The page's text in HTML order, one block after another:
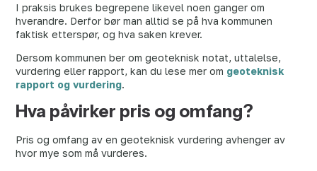
I praksis brukes begrepene likevel noen ganger om
hverandre. Derfor bør man alltid se på hva kommunen
faktisk etterspør, og hva saken krever.
Dersom kommunen ber om geoteknisk notat, uttalelse,
vurdering eller rapport, kan du lese mer om geoteknisk
rapport og vurdering.
Hva påvirker pris og omfang?
Pris og omfang av en geoteknisk vurdering avhenger av
hvor mye som må vurderes.